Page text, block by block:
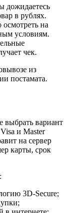
дожидаетесь
в рублях.
на
условиям.
чек.
из
постамата.
выбрать вариант
и Master
на сервер
карты, срок
3D-Secure;